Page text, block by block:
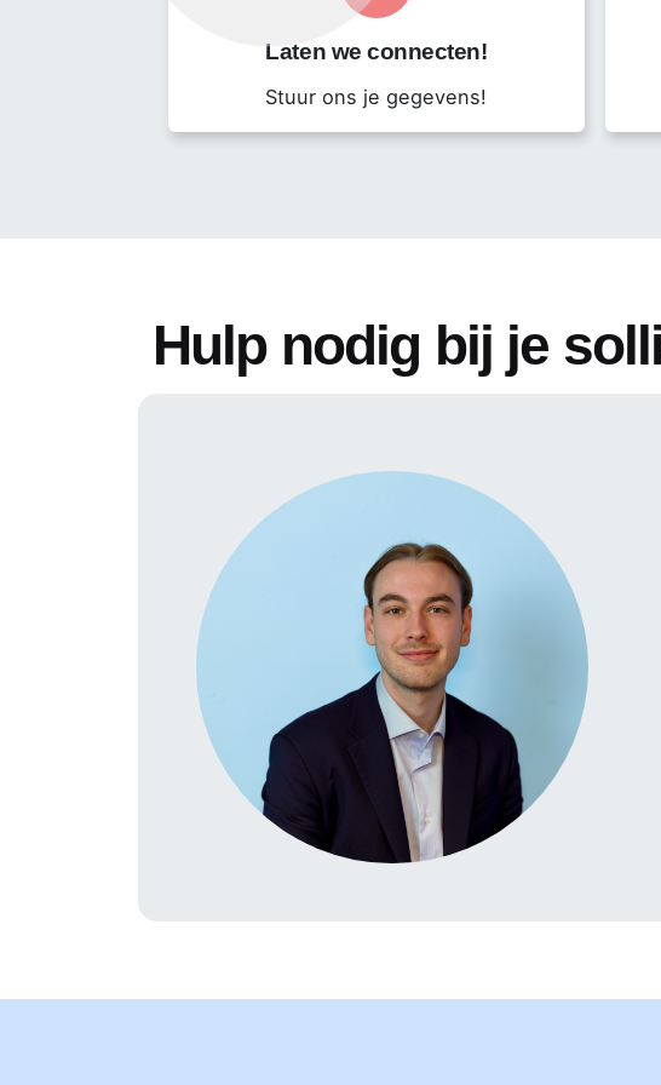
Per direct starten
Contractduur: 6 maanden met kans op verlenging
Laten we connecten!
Stuur ons je gegevens!
Hulp nodig bij je